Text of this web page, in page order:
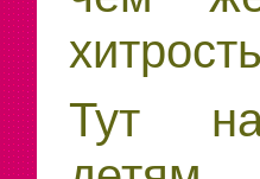
Тут